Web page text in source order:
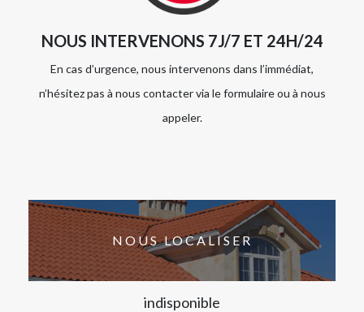
NOUS INTERVENONS 7J/7 ET 24H/24
En cas d’urgence, nous intervenons dans l’immédiat,
n’hésitez pas à nous contacter via le formulaire ou à nous
appeler.
NOUS LOCALISER
indisponible